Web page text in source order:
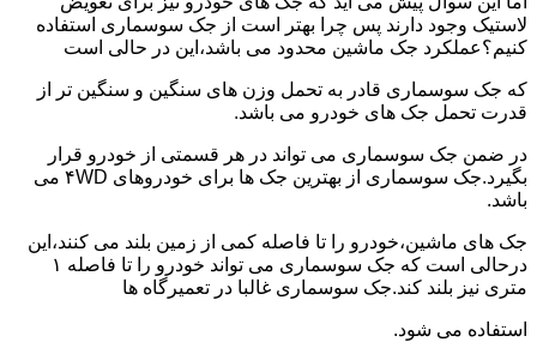
لاستیک وجود دارند پس چرا بهتر است از جک سوسماری استفاده
کنیم؟عملکرد جک ماشین محدود می باشد،این در حالی است
که جک سوسماری قادر به تحمل وزن های سنگین و سنگین تر از
قدرت تحمل جک های خودرو می باشد.
در ضمن جک سوسماری می تواند در هر قسمتی از خودرو قرار
بگیرد.جک سوسماری از بهترین جک ها برای خودروهای ۴WD می
باشد.
جک های ماشین،خودرو را تا فاصله کمی از زمین بلند می کنند،این
درحالی است که جک سوسماری می تواند خودرو را تا فاصله ۱
متری نیز بلند کند.جک سوسماری غالبا در تعمیرگاه ها
استفاده می شود.